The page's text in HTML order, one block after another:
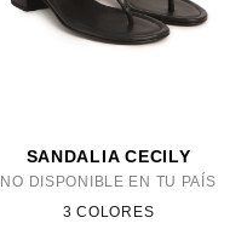
SANDALIA CECILY
NO DISPONIBLE EN TU PAÍS
3 COLORES